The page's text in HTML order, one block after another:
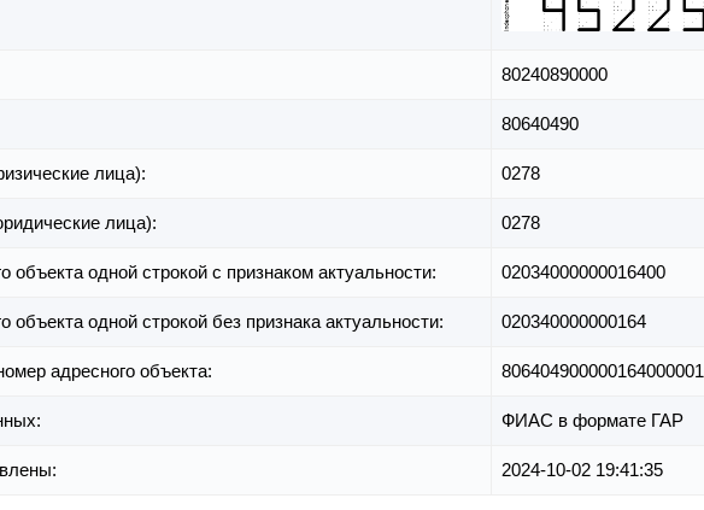
80240890000
80640490
лица): 0278
лица): 0278
объекта одной строкой с признаком актуальности: 02034000000016400
объекта одной строкой без признака актуальности: 020340000000164
адресного объекта: 806404900000164000001
ФИАС в формате ГАР
2024-10-02 19:41:35